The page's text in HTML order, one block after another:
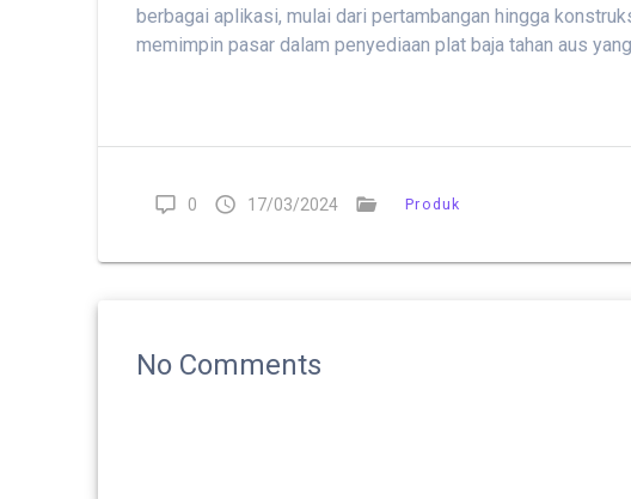
berbagai aplikasi, mulai dari pertambangan hingga
memimpin pasar dalam penyediaan plat baja tahan aus
0 17/03/2024 Produk
No Comments